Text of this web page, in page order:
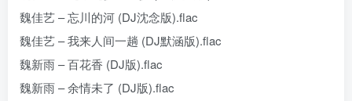
魏佳艺 – 忘川的河 (DJ沈念版).flac
魏佳艺 – 我来人间一趟 (DJ默涵版).flac
魏新雨 – 百花香 (DJ版).flac
魏新雨 – 余情未了 (DJ版).flac